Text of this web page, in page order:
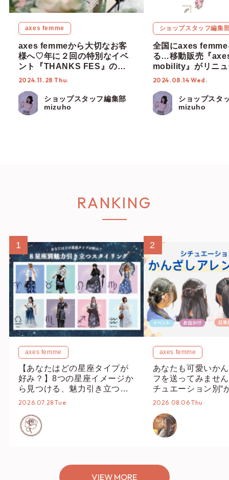
axes femme
axes femmeから大切なお客
様へ♡年に２回の特別なイベ
ント『THANKS FES』の楽
しみ方をご紹介♪【ショップス
2024.11.28 Thu.
ショップスタッフ編集部
mizuho
ショップスタッフ編集
全国にaxes femme
る…移動販売『
mobility』がリニ
【ショップスタッ
2024.08.14 Wed.
ショップスタ
mizuho
RANKING
1
axes femme
【あなたはどの星座タイプが
好み？】8つの星座イメージか
ら見つける、魅力引き立つス
タイリング♡
2026.07.28 Tue
2
axes femme
あなたも可愛いか
フを送ってみませ
チュエーション別“
オススメ【ショッ
2026.08.06 Thu
VIEW MORE